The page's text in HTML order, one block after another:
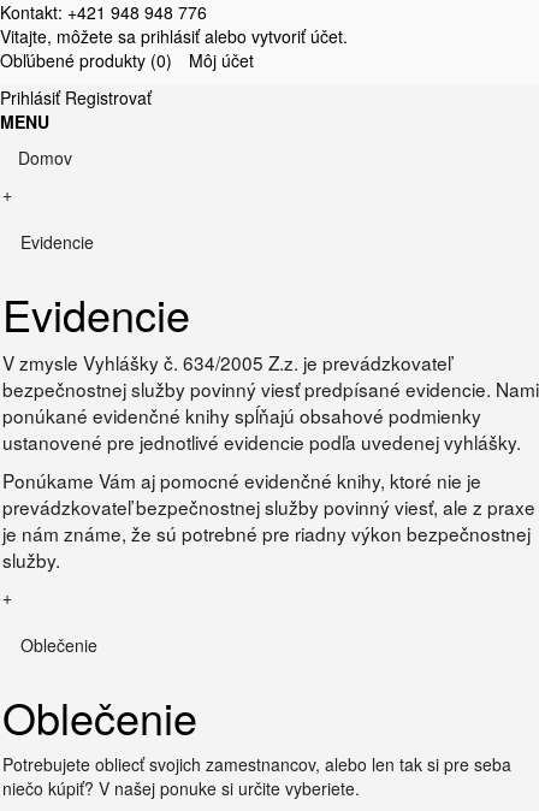
Kontakt: +421 948 948 776
Vitajte, môžete sa prihlásiťalebo vytvoriť účet.
Obľúbené produkty (0)
Môj účet
Prihlásiť Registrovať
MENU
Domov
+
Evidencie
Evidencie
V zmysle Vyhlášky č. 634/2005 Z.z. je prevádzkovateľ
bezpečnostnej služby povinný viesť predpísané evidencie. Nami
ponúkané evidenčné knihy spĺňajú obsahové podmienky
ustanovené pre jednotlivé evidencie podľa uvedenej vyhlášky.
Ponúkame Vám aj pomocné evidenčné knihy, ktoré nie je
prevádzkovateľ bezpečnostnej služby povinný viesť, ale z praxe
je nám známe, že sú potrebné pre riadny výkon bezpečnostnej
služby.
+
Oblečenie
Oblečenie
Potrebujete obliecť svojich zamestnancov, alebo len tak si pre seba
niečo kúpiť? V našej ponuke si určite vyberiete.